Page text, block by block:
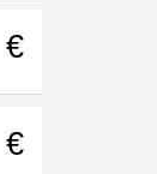
€
€